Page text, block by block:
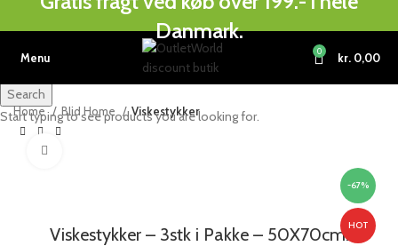
Danmark.
Menu 0 kr. 0,00
Home Blid Home Viskestykker
-67%
HOT
Viskestykker – 3stk i Pakke – 50X70cm:
Search
Start typing to see products you are looking for.